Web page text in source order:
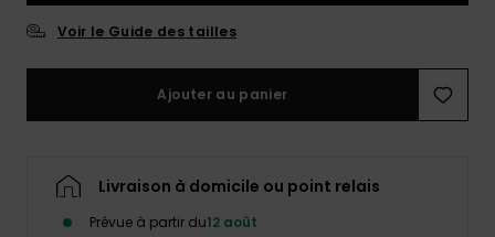
Consulter
la FAQ
Voir le Guide des tailles
Ajouter au panier
Livraison à domicile ou point relais
Prévue à partir du12 août